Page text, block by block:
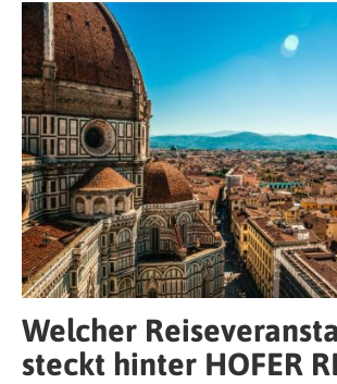
Welcher
steckt hinter HOFER